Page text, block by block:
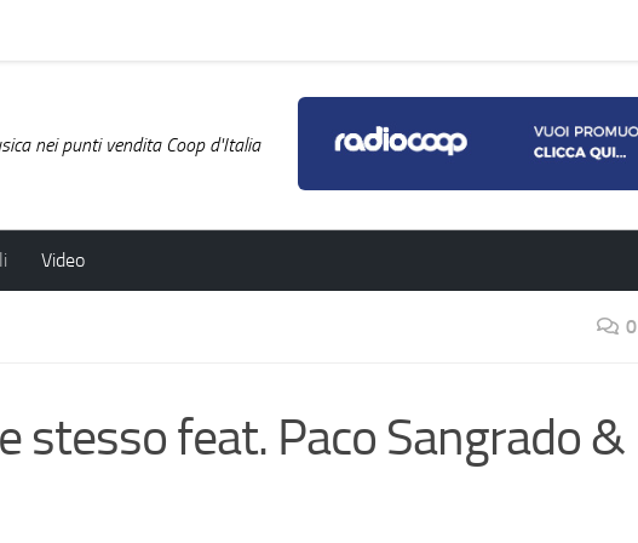
nei punti vendita Coop d'Italia
Video
0
stesso feat. Paco Sangrado &